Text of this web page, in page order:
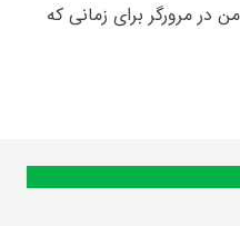
در مرورگر برای زمانی که